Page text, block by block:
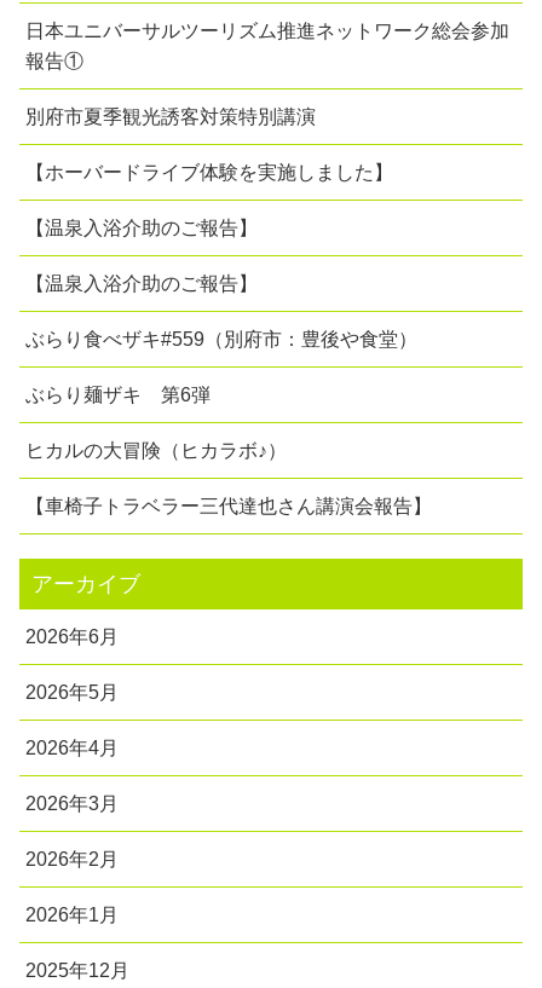
日本ユニバーサルツーリズム推進ネットワーク総会参加
報告①
別府市夏季観光誘客対策特別講演
【ホーバードライブ体験を実施しました】
【温泉入浴介助のご報告】
【温泉入浴介助のご報告】
ぶらり食べザキ#559（別府市：豊後や食堂）
ぶらり麺ザキ 第6弾
ヒカルの大冒険（ヒカラボ♪）
【車椅子トラベラー三代達也さん講演会報告】
アーカイブ
2026年6月
2026年5月
2026年4月
2026年3月
2026年2月
2026年1月
2025年12月